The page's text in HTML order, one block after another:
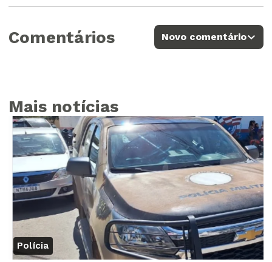
Comentários Novo comentário
Mais notícias
Polícia